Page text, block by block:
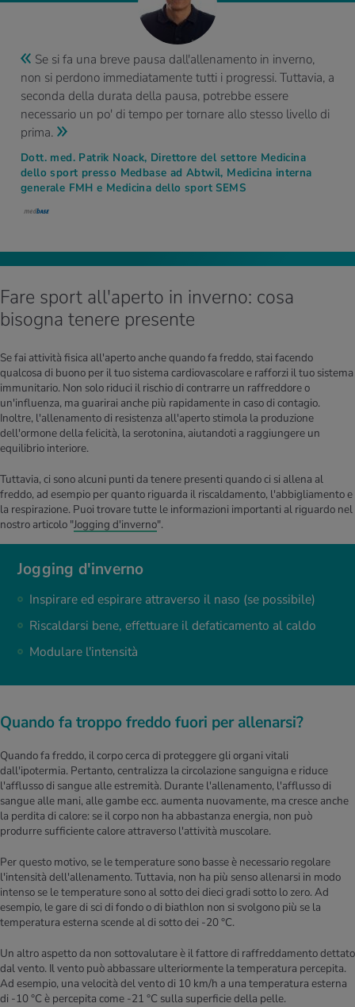
Se si fa una breve pausa dall'allenamento in inverno,
non si perdono immediatamente tutti i progressi. Tuttavia, a
seconda della durata della pausa, potrebbe essere
necessario un po' di tempo per tornare allo stesso livello di
prima.
Dott. med. Patrik Noack, Direttore del settore Medicina
dello sport presso Medbase ad Abtwil, Medicina interna
generale FMH e Medicina dello sport SEMS
Fare sport all'aperto in inverno: cosa
bisogna tenere presente
Jogging d'inverno
Inspirare ed espirare attraverso il naso (se possibile)
Riscaldarsi bene, effettuare il defaticamento al caldo
Modulare l'intensità
Se fai attività fisica all'aperto anche quando fa freddo, stai facendo
qualcosa di buono per il tuo sistema cardiovascolare e rafforzi il tuo sistema
immunitario. Non solo riduci il rischio di contrarre un raffreddore o
un'influenza, ma guarirai anche più rapidamente in caso di contagio.
Inoltre, l'allenamento di resistenza all'aperto stimola la produzione
dell'ormone della felicità, la serotonina, aiutandoti a raggiungere un
equilibrio interiore.
Tuttavia, ci sono alcuni punti da tenere presenti quando ci si allena al
freddo, ad esempio per quanto riguarda il riscaldamento, l'abbigliamento e
la respirazione. Puoi trovare tutte le informazioni importanti al riguardo nel
nostro articolo "Jogging d'inverno".
Quando fa troppo freddo fuori per allenarsi?
Quando fa freddo, il corpo cerca di proteggere gli organi vitali
dall'ipotermia. Pertanto, centralizza la circolazione sanguigna e riduce
l'afflusso di sangue alle estremità. Durante l'allenamento, l'afflusso di
sangue alle mani, alle gambe ecc. aumenta nuovamente, ma cresce anche
la perdita di calore: se il corpo non ha abbastanza energia, non può
produrre sufficiente calore attraverso l'attività muscolare.
Per questo motivo, se le temperature sono basse è necessario regolare
l'intensità dell'allenamento. Tuttavia, non ha più senso allenarsi in modo
intenso se le temperature sono al sotto dei dieci gradi sotto lo zero. Ad
esempio, le gare di sci di fondo o di biathlon non si svolgono più se la
temperatura esterna scende al di sotto dei -20 °C.
Un altro aspetto da non sottovalutare è il fattore di raffreddamento dettato
dal vento. Il vento può abbassare ulteriormente la temperatura percepita.
Ad esempio, una velocità del vento di 10 km/h a una temperatura esterna
di -10 °C è percepita come -21 °C sulla superficie della pelle.